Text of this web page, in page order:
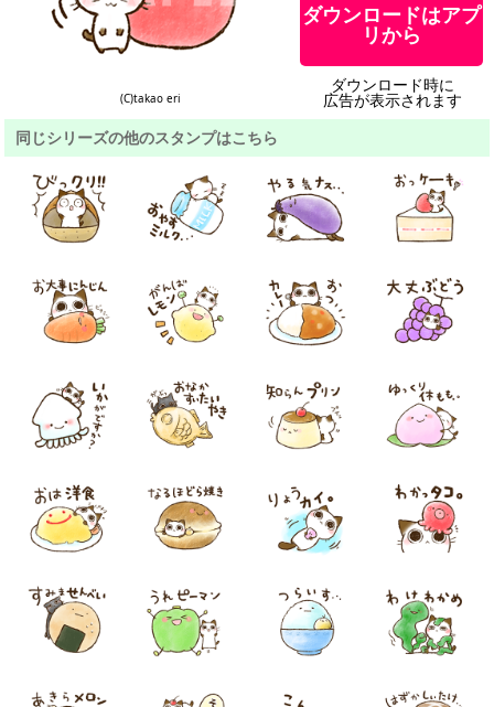
(C)takao eri
ダウンロードはアプ
リから
ダウンロード時に
広告が表示されます
同じシリーズの他のスタンプはこちら